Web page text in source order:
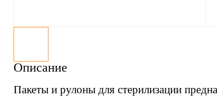
Описание
Пакеты и рулоны для стерилизации